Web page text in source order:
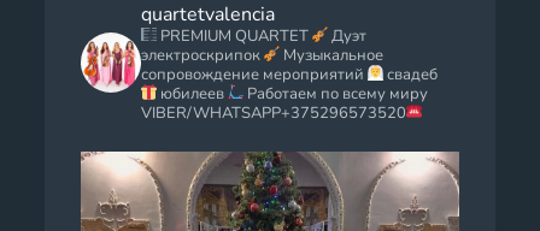
quartetvalencia
PREMIUM QUARTET
Дуэт
электроскрипок
Музыкальное
сопровождение мероприятий
свадеб
юбилеев
Работаем по всему миру
VIBER/WHATSAPP+375296573520